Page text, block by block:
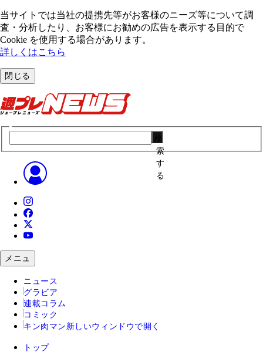
当サイトでは当社の提携先等がお客様のニーズ等について調
査・分析したり、お客様にお勧めの広告を表⽰する⽬的で
Cookie を使⽤する場合があります。
詳しくはこちら
閉じる
索
す
る
メニュ
ニュース
グラビア
連載コラム
コミック
キン肉マン 新しいウィンドウで開く
トップ